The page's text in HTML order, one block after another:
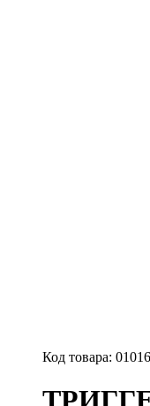
Код товара: